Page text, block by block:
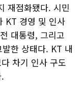
재점화됐다. 시민
KT 경영 및 인사
대통령, 그리고
발한 상태다. KT 내
차기 인사 구도